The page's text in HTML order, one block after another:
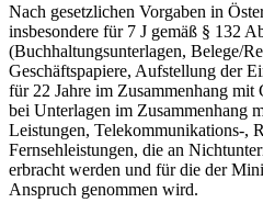
Nach gesetzlichen Vorgaben in
insbesondere für 7 J gemäß § 132
(Buchhaltungsunterlagen, Belege/
Geschäftspapiere, Aufstellung der
für 22 Jahre im Zusammenhang mit
bei Unterlagen im Zusammenhang
Leistungen, Telekommunikations-,
Fernsehleistungen, die an
erbracht werden und für die der
Anspruch genommen wird.